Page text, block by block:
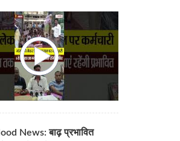
News: बाढ़ प्रभावित